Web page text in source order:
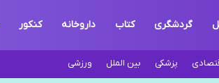
گردشگری کتاب داروخانه کنکور
پزشکی بین الملل ورزشی